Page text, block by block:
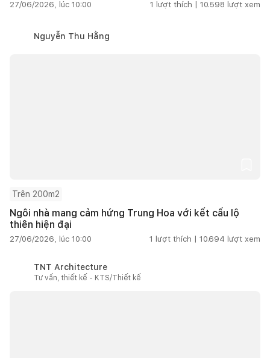
27/06/2026, lúc 10:00 1 lượt thích | 10.598 lượt xem
Nguyễn Thu Hằng
Trên 200m2
Ngôi nhà mang cảm hứng Trung Hoa với kết cấu lộ
thiên hiện đại
27/06/2026, lúc 10:00 1 lượt thích | 10.694 lượt xem
TNT Architecture
Tư vấn, thiết kế - KTS/Thiết kế